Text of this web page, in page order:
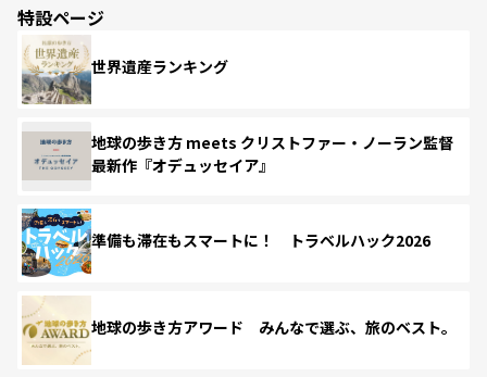
特設ページ
世界遺産ランキング
地球の歩き方 meets クリストファー・ノーラン監督
最新作『オデュッセイア』
準備も滞在もスマートに！ トラベルハック2026
地球の歩き方アワード みんなで選ぶ、旅のベスト。